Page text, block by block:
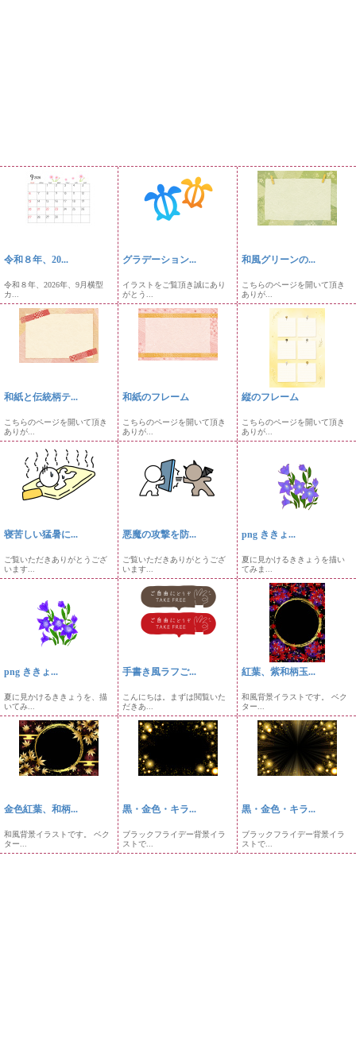
令和８年、20...
令和８年、2026年、9月横型
カ...
グラデーション...
イラストをご覧頂き誠にあり
がとう...
和風グリーンの...
こちらのページを開いて頂き
ありが...
和紙と伝統柄テ...
こちらのページを開いて頂き
ありが...
和紙のフレーム
こちらのページを開いて頂き
ありが...
縦のフレーム
こちらのページを開いて頂き
ありが...
寝苦しい猛暑に...
ご覧いただきありがとうござ
います...
悪魔の攻撃を防...
ご覧いただきありがとうござ
います...
png ききょ...
夏に見かけるききょうを描い
てみま...
png ききょ...
夏に見かけるききょうを、描
いてみ...
手書き風ラフご...
こんにちは。まずは閲覧いた
だきあ...
紅葉、紫和柄玉...
和風背景イラストです。 ベク
ター...
金色紅葉、和柄...
和風背景イラストです。 ベク
ター...
黒・金色・キラ...
ブラックフライデー背景イラ
ストで...
黒・金色・キラ...
ブラックフライデー背景イラ
ストで...